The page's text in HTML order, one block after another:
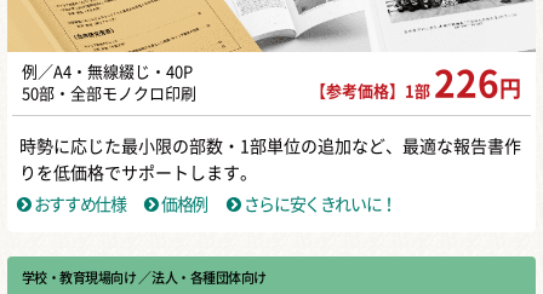
例／A4・無線綴じ・40P
50部・全部モノクロ印刷
【参考価格】1部 226 円
時勢に応じた最小限の部数・1部単位の追加など、最適な報告書作
りを低価格でサポートします。
おすすめ仕様
価格例 さらに安くきれいに！
学校・教育現場向け ／ 法人・各種団体向け